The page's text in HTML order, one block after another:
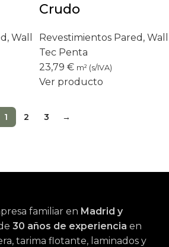
, Wall
Crudo
Revestimientos Pared , Wall
Tec Penta
23,79 € m² (s/IVA)
Ver producto
1 2 3 →
familiar en Madrid y
30 años de experiencia en
tarima flotante, laminados y